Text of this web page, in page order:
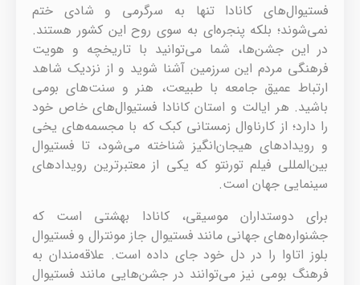
فستیوال‌های کانادا تنها به سرگرمی و شادی ختم
نمی‌شوند؛ بلکه پنجره‌ای به سوی روح این کشور هستند.
در این جشن‌ها، شما می‌توانید با تاریخچه و هویت
فرهنگی مردم این سرزمین آشنا شوید و از نزدیک شاهد
ارتباط عمیق جامعه با طبیعت، هنر و سنت‌های بومی
باشید. هر ایالت و استان کانادا فستیوال‌های خاص خود
را دارد؛ از کارناوال زمستانی کبک که با مجسمه‌های یخی
و رویدادهای هیجان‌انگیز شناخته می‌شود، تا فستیوال
بین‌المللی فیلم تورنتو که یکی از معتبرترین رویدادهای
سینمایی جهان است.
برای دوستداران موسیقی، کانادا بهشتی است که
جشنواره‌های جهانی مانند فستیوال جاز مونترال و فستیوال
بلوز اتاوا را در دل خود جای داده است. علاقه‌مندان به
فرهنگ بومی نیز می‌توانند در جشن‌هایی مانند فستیوال